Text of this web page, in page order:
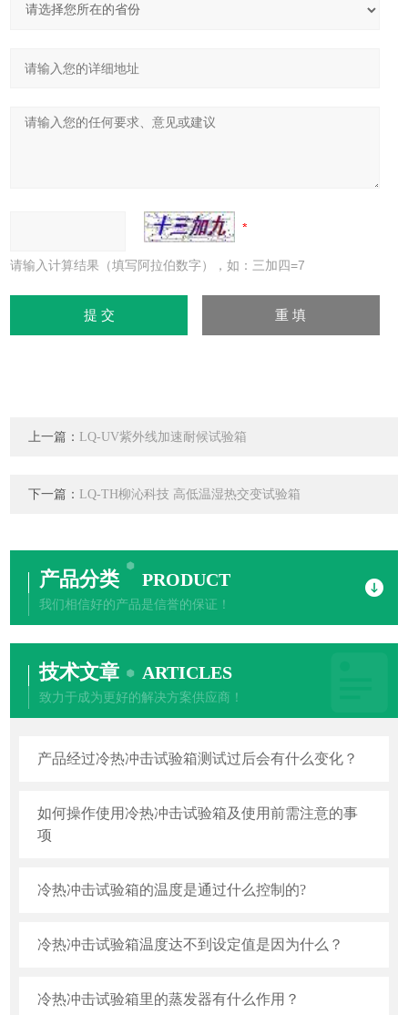
请输入计算结果（填写阿拉伯数字），如：三加四=7
上一篇： LQ-UV紫外线加速耐候试验箱
下一篇： LQ-TH柳沁科技 高低温湿热交变试验箱
产品分类 PRODUCT
我们相信好的产品是信誉的保证！
技术文章 ARTICLES
致力于成为更好的解决方案供应商！
产品经过冷热冲击试验箱测试过后会有什么变化？
如何操作使用冷热冲击试验箱及使用前需注意的事
项
冷热冲击试验箱的温度是通过什么控制的?
冷热冲击试验箱温度达不到设定值是因为什么？
冷热冲击试验箱里的蒸发器有什么作用？